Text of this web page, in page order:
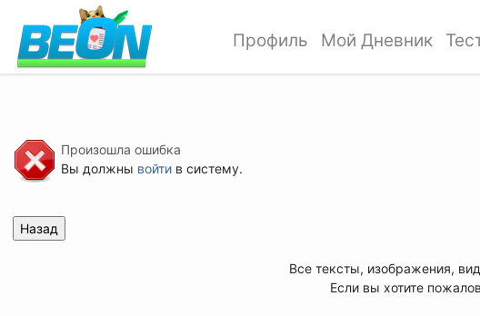
Профиль Мой Дневник
Произошла ошибка
Вы должны войтив систему.
Все тексты, изображения,
Если вы хотите